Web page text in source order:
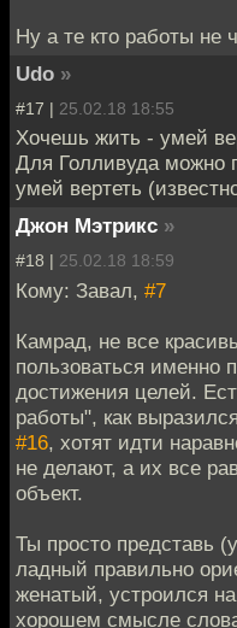
Ну а те кто работы не
Udo »
#17 | 25.02.18 18:55
Хочешь жить - умей
Для Голливуда можно
умей вертеть
Джон Мэтрикс »
#18 | 25.02.18 18:59
Кому: Завал, #7
Камрад, не все
пользоваться именно
достижения целей.
работы", как
#16, хотят идти
не делают, а их все
объект.
Ты просто представь
ладный правильно
женатый, устроился
хорошем смысле